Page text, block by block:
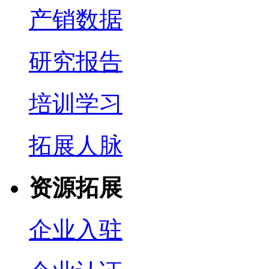
产销数据
研究报告
培训学习
拓展人脉
资源拓展
企业入驻